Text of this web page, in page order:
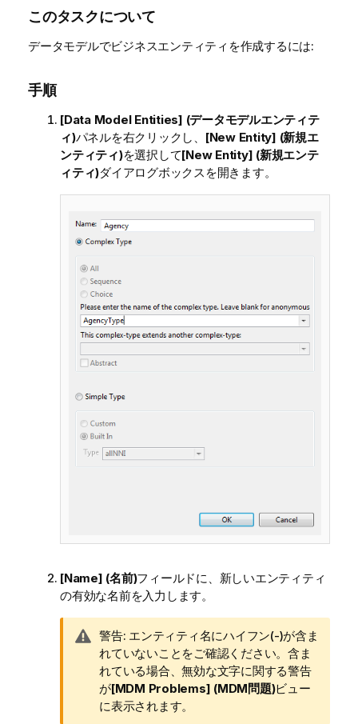
t
-
o
このタスクについて
データモデルでビジネスエンティティを作成するには:
手順
[Data Model Entities] (データモデルエンティテ
ィ)パネルを右クリックし、 [New Entity] (新規エ
ンティティ)を選択して[New Entity] (新規エンテ
ィティ)ダイアログボックスを開きます。
[Name] (名前)フィールドに、新しいエンティティ
の有効な名前を入力します。
情
報
メ
モ
警告: エンティティ名にハイフン(-)が含ま
れていないことをご確認ください。含ま
れている場合、無効な文字に関する警告
が[MDM Problems] (MDM問題)ビュー
に表示されます。